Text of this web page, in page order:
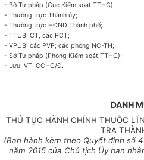
- Bộ Tư pháp (Cục Kiểm soát TTHC);
-Thường trực Thành ủy;
-Thường trực HĐND Thành phố;
-TTUB: CT, các PCT;
- VPUB: các PVP; các phòng NC-TH;
-Sở Tư pháp (Phòng Kiểm soát TTHC);
- Lưu: VT, CCHC/Đ.
DANH
THỦ TỤC HÀNH CHÍNH THUỘC
TRA
(Ban hành kèm theo Quyết định số
năm 2015 của Chủ tịch Ủy ban